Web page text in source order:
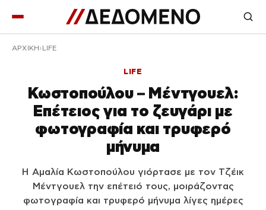
ΑΡΧΙΚΉ LIFE
LIFE
Κωστοπούλου – Μέντγουελ:
Επέτειος για το ζευγάρι με
φωτογραφία και τρυφερό
μήνυμα
Η Αμαλία Κωστοπούλου γιόρτασε με τον Τζέικ
Μέντγουελ την επέτειό τους, μοιράζοντας
φωτογραφία και τρυφερό μήνυμα λίγες ημέρες